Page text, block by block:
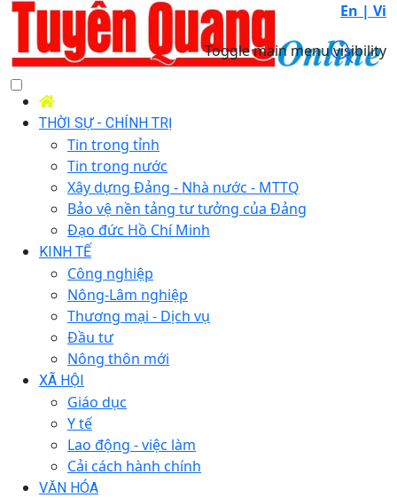
En | Vi
Toggle main menu visibility
THỜI SỰ - CHÍNH TRỊ
Tin trong tỉnh
Tin trong nước
Xây dựng Đảng - Nhà nước - MTTQ
Bảo vệ nền tảng tư tưởng của Đảng
Đạo đức Hồ Chí Minh
KINH TẾ
Công nghiệp
Nông-Lâm nghiệp
Thương mại - Dịch vụ
Đầu tư
Nông thôn mới
XÃ HỘI
Giáo dục
Y tế
Lao động - việc làm
Cải cách hành chính
VĂN HÓA